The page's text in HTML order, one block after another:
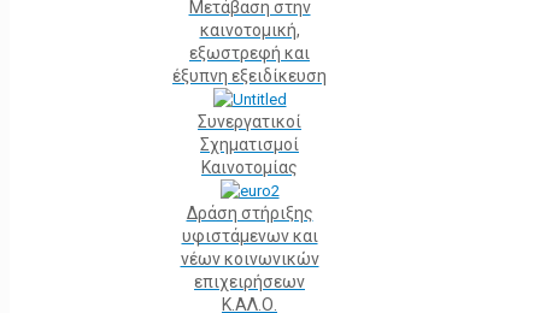
Μετάβαση στην
καινοτομική,
εξωστρεφή και
έξυπνη εξειδίκευση
Συνεργατικοί
Σχηματισμοί
Καινοτομίας
Δράση στήριξης
υφιστάμενων και
νέων κοινωνικών
επιχειρήσεων
Κ.ΑΛ.Ο.